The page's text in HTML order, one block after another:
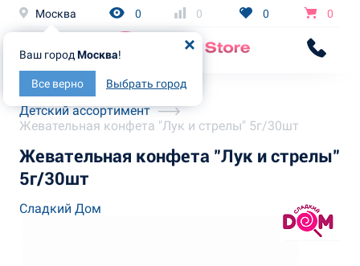
Москва
Ваш город Москва!
Все верно Выбрать город
0 0 0 0
Главная
Каталог
Детский ассортимент
Жевательная конфета "Лук и стрелы" 5г/30шт
Жевательная конфета "Лук и стрелы"
5г/30шт
Сладкий Дом